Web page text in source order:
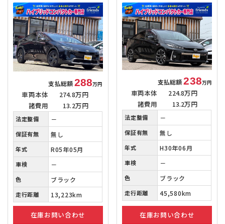
支払総額288万円
車両本体
274.8万円
諸費用
13.2万円
法定整備 －
保証有無 無し
年式 R05年05月
車検 －
色 ブラック
走行距離 13,223km
在庫お問い合わせ
支払総額238万円
車両本体
224.8万円
諸費用
13.2万円
法定整備 －
保証有無 無し
年式 H30年06月
車検 －
色 ブラック
走行距離 45,580km
在庫お問い合わせ